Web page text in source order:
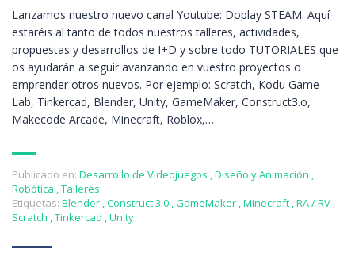
Lanzamos nuestro nuevo canal Youtube: Doplay STEAM. Aquí
estaréis al tanto de todos nuestros talleres, actividades,
propuestas y desarrollos de I+D y sobre todo TUTORIALES que
os ayudarán a seguir avanzando en vuestro proyectos o
emprender otros nuevos. Por ejemplo: Scratch, Kodu Game
Lab, Tinkercad, Blender, Unity, GameMaker, Construct3.o,
Makecode Arcade, Minecraft, Roblox,…
Publicado en: Desarrollo de Videojuegos ,Diseño y Animación ,
Robótica ,Talleres
Etiquetas: Blender ,Construct 3.0 ,GameMaker ,Minecraft ,RA / RV ,
Scratch ,Tinkercad ,Unity